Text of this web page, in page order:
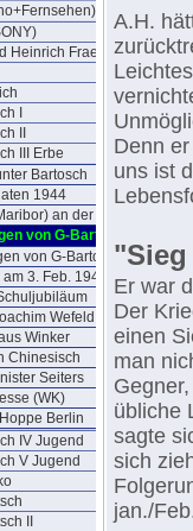
Heinrich Fraenkel
I
II
III Erbe
Bartosch
1944
an der Drau
von G-Bartosch (1)
von G-Bartosch (2)
3. Feb. 1945
Wefeld
Winker
Chinesisch
Seiters
(WK)
Berlin
IV Jugend
V Jugend
II
A.H.
Denn
uns ist
Er war
Der
einen
man
übliche
sagte
sich
jan./